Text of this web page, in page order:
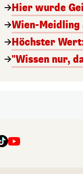
Hier wurde
Wien-
Höchster
"Wissen nur,